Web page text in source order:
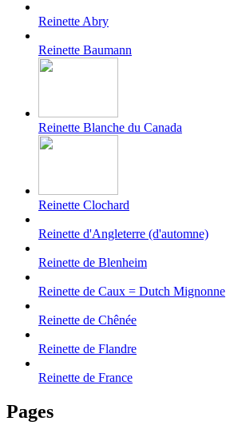
Reinette Abry
Reinette Baumann
Reinette Blanche du Canada
Reinette Clochard
Reinette d'Angleterre (d'automne)
Reinette de Blenheim
Reinette de Caux = Dutch Mignonne
Reinette de Chênée
Reinette de Flandre
Reinette de France
Pages